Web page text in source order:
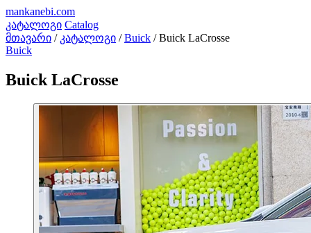
mankanebi.com
კატალოგი Catalog
მთავარი / კატალოგი / Buick / Buick LaCrosse
Buick
Buick LaCrosse